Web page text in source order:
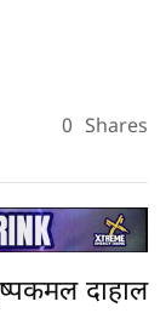
0 Shares
दाहाल